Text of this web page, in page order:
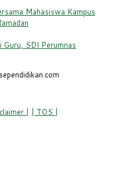
Mahasiswa Kampus
Guru, SDI Perumnas
| | TOS |